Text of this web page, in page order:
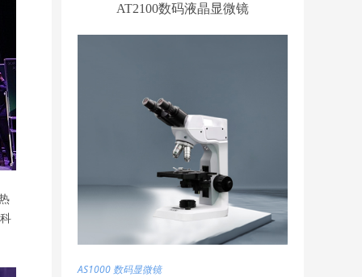
AT2100数码液晶显微镜
AS1000 数码显微镜